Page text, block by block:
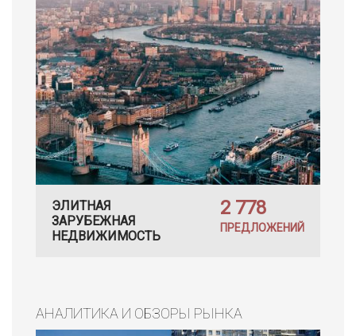
ЭЛИТНАЯ
ЗАРУБЕЖНАЯ
НЕДВИЖИМОСТЬ
2 778
ПРЕДЛОЖЕНИЙ
АНАЛИТИКА И ОБЗОРЫ РЫНКА